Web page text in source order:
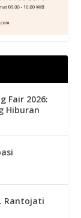
Fair 2026:
Hiburan
Rantojati